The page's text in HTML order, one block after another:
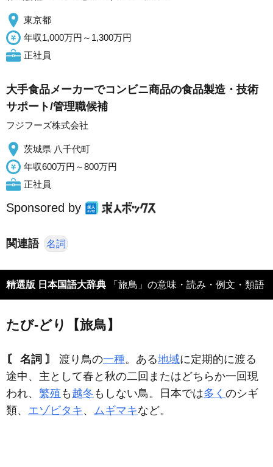
東京都
年収1,000万円～1,300万円
正社員
大手食品メーカーでコンビニ商品の食品製造・技術
サポート/管理職候補
フジフーズ株式会社
茨城県 八千代町
年収600万円～800万円
正社員
Sponsored by
関連語 名詞
精選版 日本国語大辞典 「旅鳥」の意味・読み・例文・類語
たび‐どり【旅鳥】
〘 名詞 〙 渡り鳥の一種。ある地域に定期的に渡る
途中、主として春と秋の二回またはどちらか一回現
われ、 繁殖 も 越冬 もしない鳥。日本では多く のシギ
類、 エゾビタキ 、 ムギマキなど。